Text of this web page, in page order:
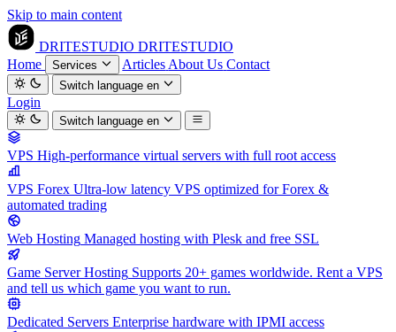
Skip to main content
DRITESTUDIO DRITESTUDIO
Home
Services Articles About Us Contact
Switch languageen
Login
Switch languageen
VPS High-performance virtual servers with full root access
VPS Forex Ultra-low latency VPS optimized for Forex &
automated trading
Web Hosting Managed hosting with Plesk and free SSL
Game Server Hosting Supports 20+ games worldwide. Rent a VPS
and tell us which game you want to run.
Dedicated Servers Enterprise hardware with IPMI access